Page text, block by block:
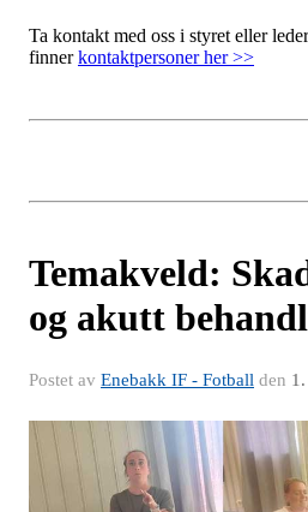
Ta kontakt med oss i styret eller
finnerkontaktpersoner her >>
Temakveld:
og akutt
Postet av Enebakk IF - Fotball den